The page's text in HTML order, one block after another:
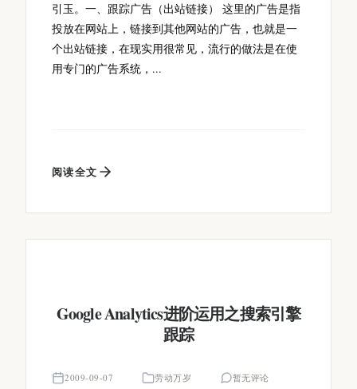
引玉。一、跟踪广告（出站链接） 这里的广告是指
投放在网站上，链接到其他网站的广告，也就是一
个出站链接，在现实用很常见，流行的做法是在使
用专门的广告系统，...
阅读全文
Google Analytics进阶运用之搜索引擎
跟踪
2009-09-07 劳动万岁 暂无评论